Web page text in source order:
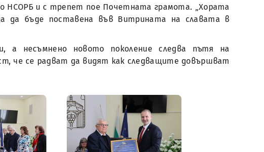
НСОРБ и с трепет пое Почетната грамота. „Хората
да бъде поставена във Витрината на славата в
а несъмнено новото поколение следва пътя на
че се радват да видят как следващите довършват